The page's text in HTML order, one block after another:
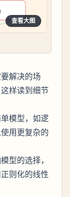
查看大图
解决的场
样读到细节
模型，如逻
用更复杂的
型的选择，
则化的线性